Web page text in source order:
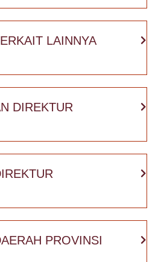
LAINNYA
DIREKTUR
PROVINSI